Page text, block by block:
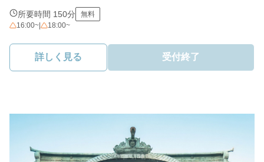
所要時間 150分
無料
16:00~
18:00~
詳しく見る 受付終了